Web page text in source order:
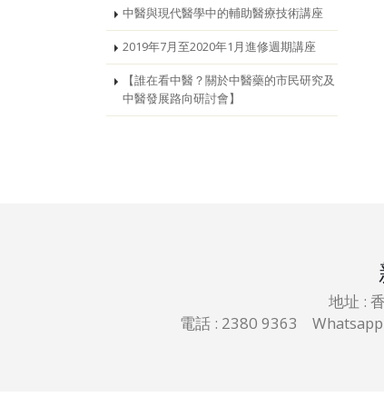
中醫與現代醫學中的輔助醫療技術講座
2019年7月至2020年1月進修週期講座
【誰在看中醫？關於中醫藥的市民研究及
中醫發展路向研討會】
地址 :
電話 : 2380 9363 Whatsapp